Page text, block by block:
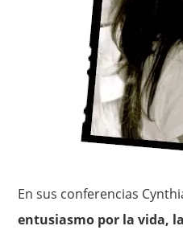
En sus conferencias
entusiasmo por la vida,